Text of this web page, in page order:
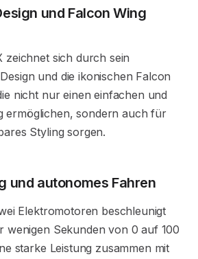
und Falcon Wing
zeichnet sich durch sein
und die ikonischen Falcon
nicht nur einen einfachen und
ermöglichen, sondern auch für
Styling sorgen.
und autonomes Fahren
Elektromotoren beschleunigt
wenigen Sekunden von 0 auf 100
starke Leistung zusammen mit